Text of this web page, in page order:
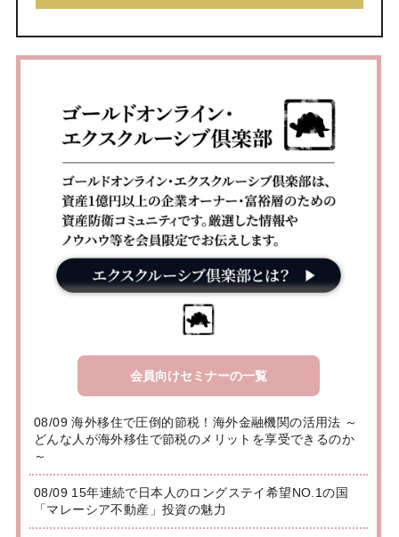
会員向けセミナーの一覧
08/09 海外移住で圧倒的節税！海外金融機関の活用法 ～
どんな人が海外移住で節税のメリットを享受できるのか
～
08/09 15年連続で日本人のロングステイ希望NO.1の国
「マレーシア不動産」投資の魅力